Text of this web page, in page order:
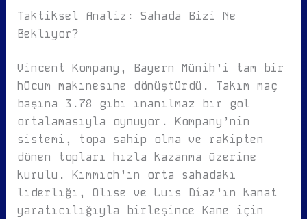
Taktiksel Analiz: Sahada Bizi Ne
Bekliyor?
Vincent Kompany, Bayern Münih’i tam bir
hücum makinesine dönüştürdü. Takım maç
başına 3.78 gibi inanılmaz bir gol
ortalamasıyla oynuyor. Kompany’nin
sistemi, topa sahip olma ve rakipten
dönen topları hızla kazanma üzerine
kurulu. Kimmich’in orta sahadaki
liderliği, Olise ve Luis Díaz’ın kanat
yaratıcılığıyla birleşince Kane için